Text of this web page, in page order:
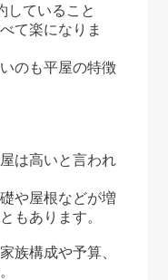
していること
て楽になりま
のも平屋の特徴
は高いと言われ
や屋根などが増
もあります。
族構成や予算、